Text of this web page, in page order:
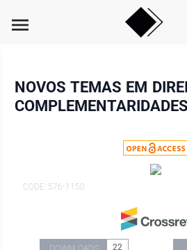
menu
NOVOS TEMAS EM
CODE: 576-1150
22